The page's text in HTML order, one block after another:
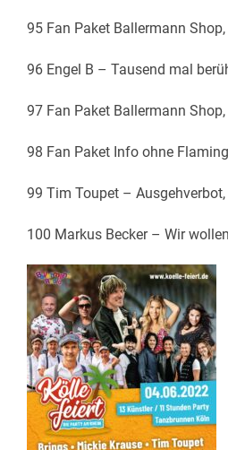
95 Fan Paket Ballermann
96 Engel B – Tausend mal
97 Fan Paket Ballermann
98 Fan Paket Info ohne
99 Tim Toupet – Ausgehverbot,
100 Markus Becker – Wir